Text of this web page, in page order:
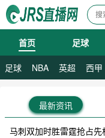
首页 足球
足球 NBA 英超 西甲
最新资讯
马刺双加时胜雷霆抢占先
08月06日 星期四